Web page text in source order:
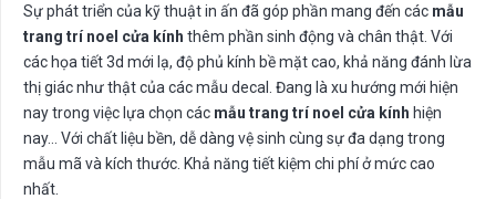
Sự phát triển của kỹ thuật in ấn đã góp phần mang đến các mẫu
trang trí noel cửa kính thêm phần sinh động và chân thật. Với
các họa tiết 3d mới lạ, độ phủ kính bề mặt cao, khả năng đánh lừa
thị giác như thật của các mẫu decal. Đang là xu hướng mới hiện
nay trong việc lựa chọn các mẫu trang trí noel cửa kính hiện
nay… Với chất liệu bền, dễ dàng vệ sinh cùng sự đa dạng trong
mẫu mã và kích thước. Khả năng tiết kiệm chi phí ở mức cao
nhất.